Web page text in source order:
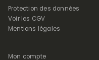
Protection des données
Voir les CGV
Mentions légales
Mon compte